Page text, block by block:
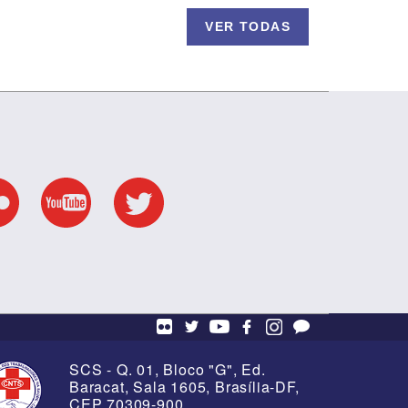
em
8 de Março - Ato da
VER TODAS
SCS - Q. 01, Bloco "G", Ed.
Baracat, Sala 1605, Brasília-DF,